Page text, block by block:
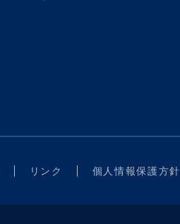
リンク 個人情報保護方針